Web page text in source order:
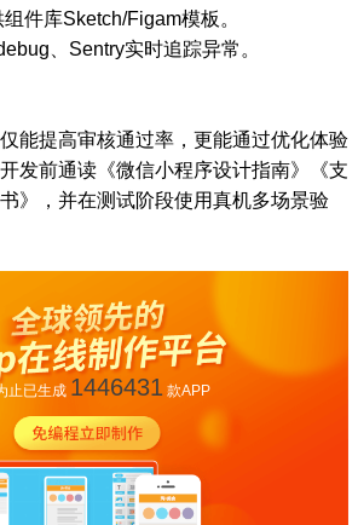
件库Sketch/Figam模板。
、Sentry实时追踪异常。
能提高审核通过率，更能通过优化体验
发前通读《微信小程序设计指南》《支
》，并在测试阶段使用真机多场景验
止已生成 1446431款APP